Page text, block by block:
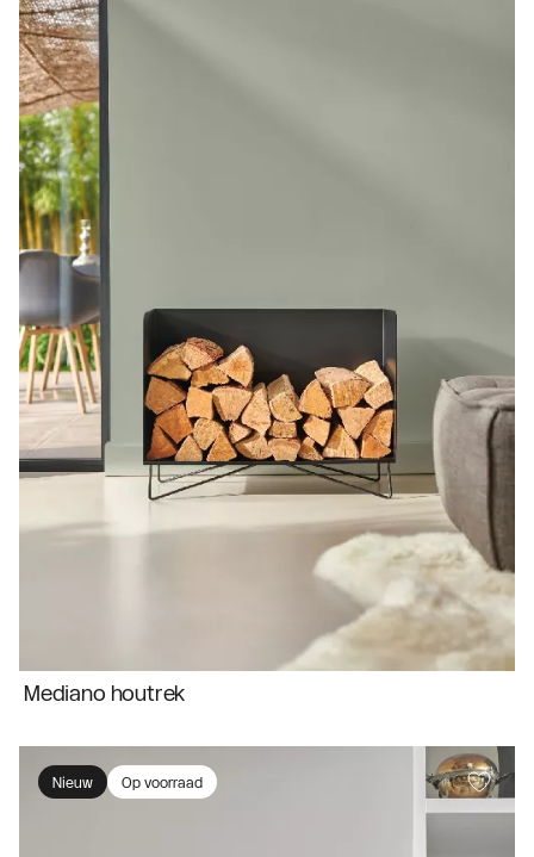
Mediano houtrek
Nieuw Op voorraad